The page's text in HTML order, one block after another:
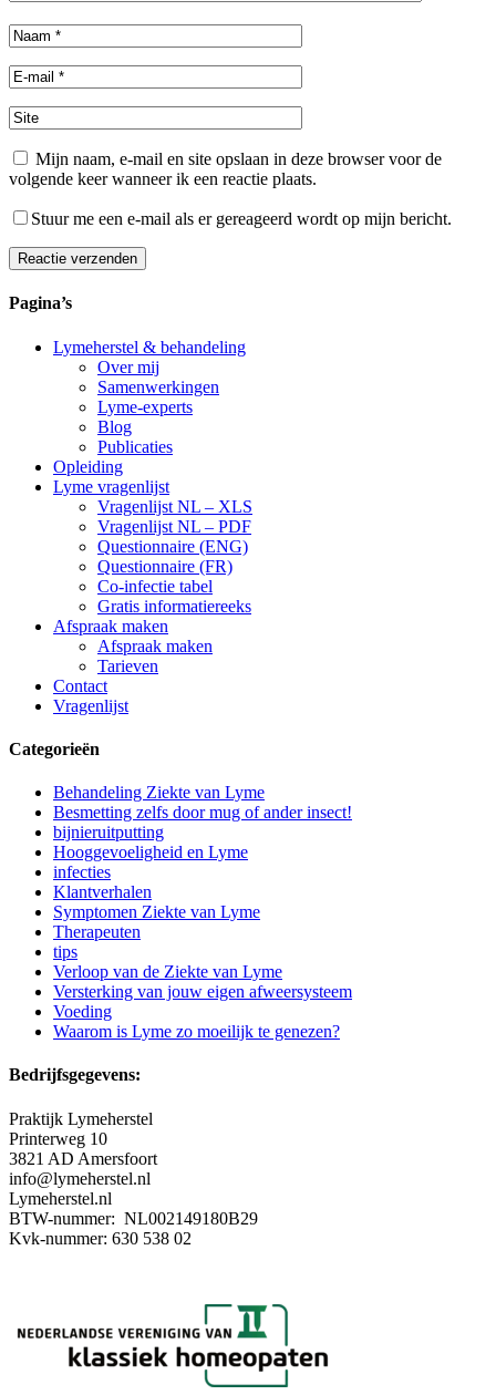
Mijn naam, e-mail en site opslaan in deze browser voor de
volgende keer wanneer ik een reactie plaats.
Stuur me een e-mail als er gereageerd wordt op mijn bericht.
Reactie verzenden
Alternative:
Pagina’s
Lymeherstel & behandeling
Over mij
Samenwerkingen
Lyme-experts
Blog
Publicaties
Opleiding
Lyme vragenlijst
Vragenlijst NL – XLS
Vragenlijst NL – PDF
Questionnaire (ENG)
Questionnaire (FR)
Co-infectie tabel
Gratis informatiereeks
Afspraak maken
Afspraak maken
Tarieven
Contact
Vragenlijst
Categorieën
Behandeling Ziekte van Lyme
Besmetting zelfs door mug of ander insect!
bijnieruitputting
Hooggevoeligheid en Lyme
infecties
Klantverhalen
Symptomen Ziekte van Lyme
Therapeuten
tips
Verloop van de Ziekte van Lyme
Versterking van jouw eigen afweersysteem
Voeding
Waarom is Lyme zo moeilijk te genezen?
Bedrijfsgegevens:
Praktijk Lymeherstel
Printerweg 10
3821 AD Amersfoort
info@lymeherstel.nl
Lymeherstel.nl
BTW-nummer: NL002149180B29
Kvk-nummer: 630 538 02